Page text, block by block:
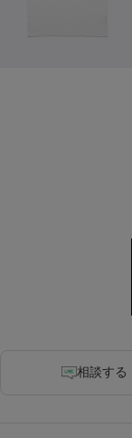
相談する